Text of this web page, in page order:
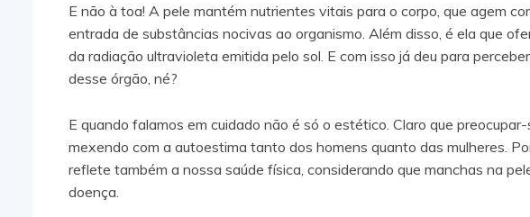
E não à toa! A pele mantém nutrientes vitais para o corpo, que agem
entrada de substâncias nocivas ao organismo. Além disso, é ela que
da radiação ultravioleta emitida pelo sol. E com isso já deu para
desse órgão, né?
E quando falamos em cuidado não é só o estético. Claro que
mexendo com a autoestima tanto dos homens quanto das mulheres.
reflete também a nossa saúde física, considerando que manchas na
doença.